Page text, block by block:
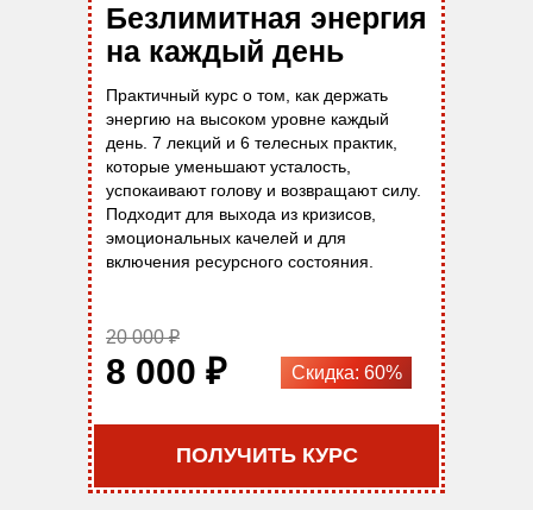
Безлимитная энергия
на каждый день
Скидка: 60%
Практичный курс о том, как держать
энергию на высоком уровне каждый
день. 7 лекций и 6 телесных практик,
которые уменьшают усталость,
успокаивают голову и возвращают силу.
Подходит для выхода из кризисов,
эмоциональных качелей и для
включения ресурсного состояния.
ПОЛУЧИТЬ КУРС
8 000 ₽
20 000 ₽